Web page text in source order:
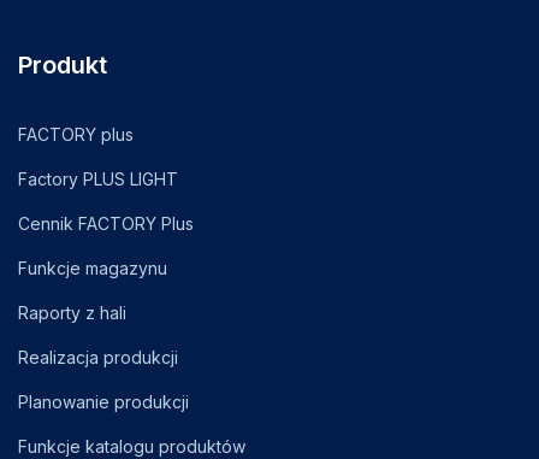
Produkt
FACTORY plus
Factory PLUS LIGHT
Cennik FACTORY Plus
Funkcje magazynu
Raporty z hali
Realizacja produkcji
Planowanie produkcji
Funkcje katalogu produktów